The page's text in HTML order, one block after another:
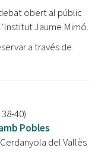
obert al públic
Jaume Mimó.
a través de
40)
Pobles
del Vallès